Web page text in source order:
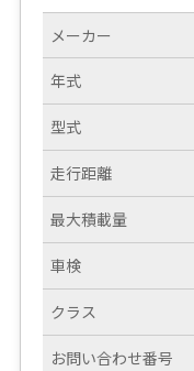
メーカー
年式
型式
走行距離
最大積載量
車検
クラス
お問い合わせ番号